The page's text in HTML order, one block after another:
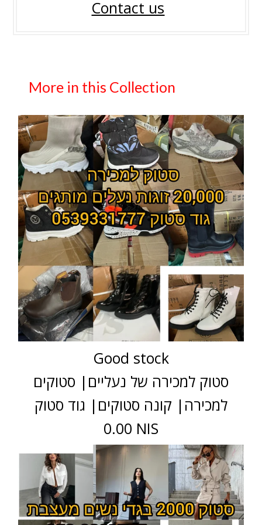
Contact us
More in this Collection
Good stock
סטוק למכירה של נעליים| סטוקים
למכירה| קונה סטוקים| גוד סטוק
0.00 NIS